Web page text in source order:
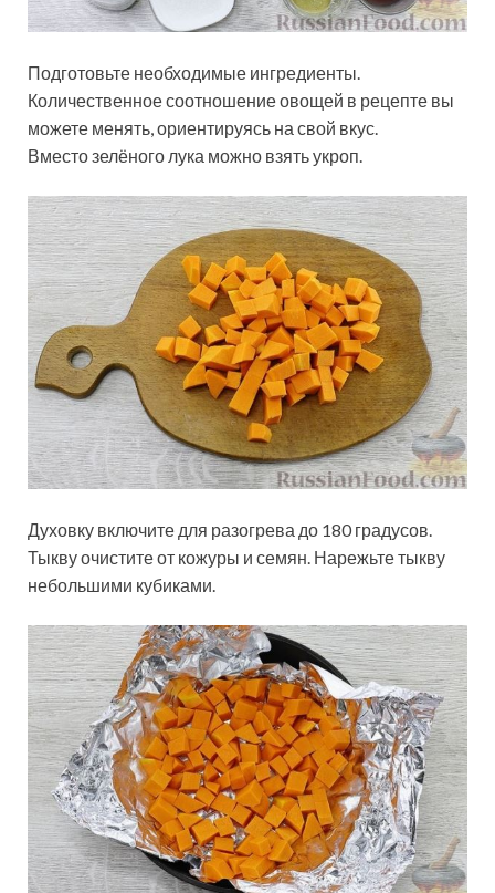
Подготовьте необходимые ингредиенты.
Количественное соотношение овощей в рецепте вы
можете менять, ориентируясь на свой вкус.
Вместо зелёного лука можно взять укроп.
Духовку включите для разогрева до 180 градусов.
Тыкву очистите от кожуры и семян. Нарежьте тыкву
небольшими кубиками.